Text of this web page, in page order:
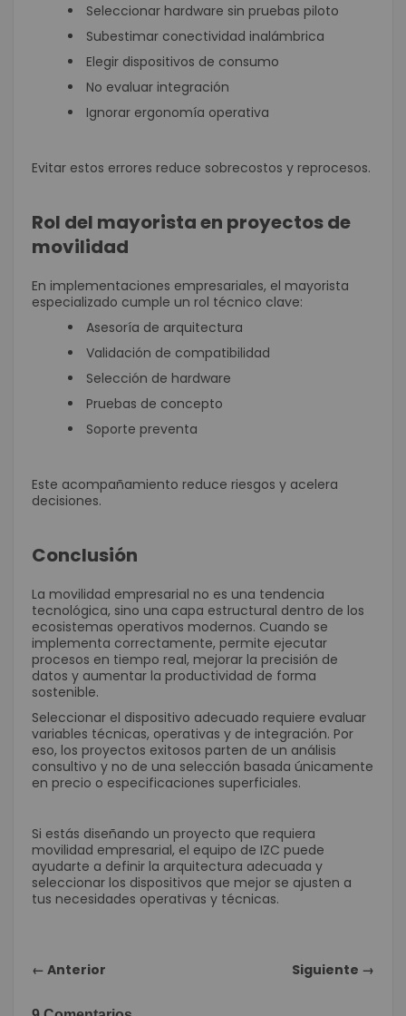
Seleccionar hardware sin pruebas piloto
Subestimar conectividad inalámbrica
Elegir dispositivos de consumo
No evaluar integración
Ignorar ergonomía operativa
Evitar estos errores reduce sobrecostos y reprocesos.
Rol del mayorista en proyectos de
movilidad
En implementaciones empresariales, el mayorista
especializado cumple un rol técnico clave:
Asesoría de arquitectura
Validación de compatibilidad
Selección de hardware
Pruebas de concepto
Soporte preventa
Este acompañamiento reduce riesgos y acelera
decisiones.
Conclusión
La movilidad empresarial no es una tendencia
tecnológica, sino una capa estructural dentro de los
ecosistemas operativos modernos. Cuando se
implementa correctamente, permite ejecutar
procesos en tiempo real, mejorar la precisión de
datos y aumentar la productividad de forma
sostenible.
Seleccionar el dispositivo adecuado requiere evaluar
variables técnicas, operativas y de integración. Por
eso, los proyectos exitosos parten de un análisis
consultivo y no de una selección basada únicamente
en precio o especificaciones superficiales.
Si estás diseñando un proyecto que requiera
movilidad empresarial, el equipo de IZC puede
ayudarte a definir la arquitectura adecuada y
seleccionar los dispositivos que mejor se ajusten a
tus necesidades operativas y técnicas.
← Anterior Siguiente →